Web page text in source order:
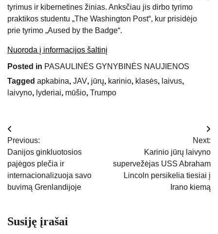
tyrimus ir kibernetines žinias. Anksčiau jis dirbo tyrimo
praktikos studentu „The Washington Post“, kur prisidėjo
prie tyrimo „Aused by the Badge“.
Nuoroda į informacijos šaltinį
Posted in PASAULINĖS GYNYBINĖS NAUJIENOS
Tagged apkabina, JAV, jūrų, karinio, klasės, laivus,
laivyno, lyderiai, mūšio, Trumpo
Navigacija
tarp
įrašų
Previous:
Danijos ginkluotosios
pajėgos plečia ir
internacionalizuoja savo
buvimą Grenlandijoje
Next:
Karinio jūrų laivyno
supervežėjas USS Abraham
Lincoln persikelia tiesiai į
Irano kiemą
Susiję įrašai